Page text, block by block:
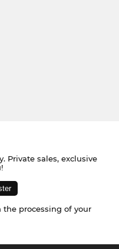
Private sales, exclusive
processing of your